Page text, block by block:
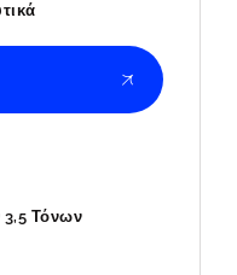
Τόνων